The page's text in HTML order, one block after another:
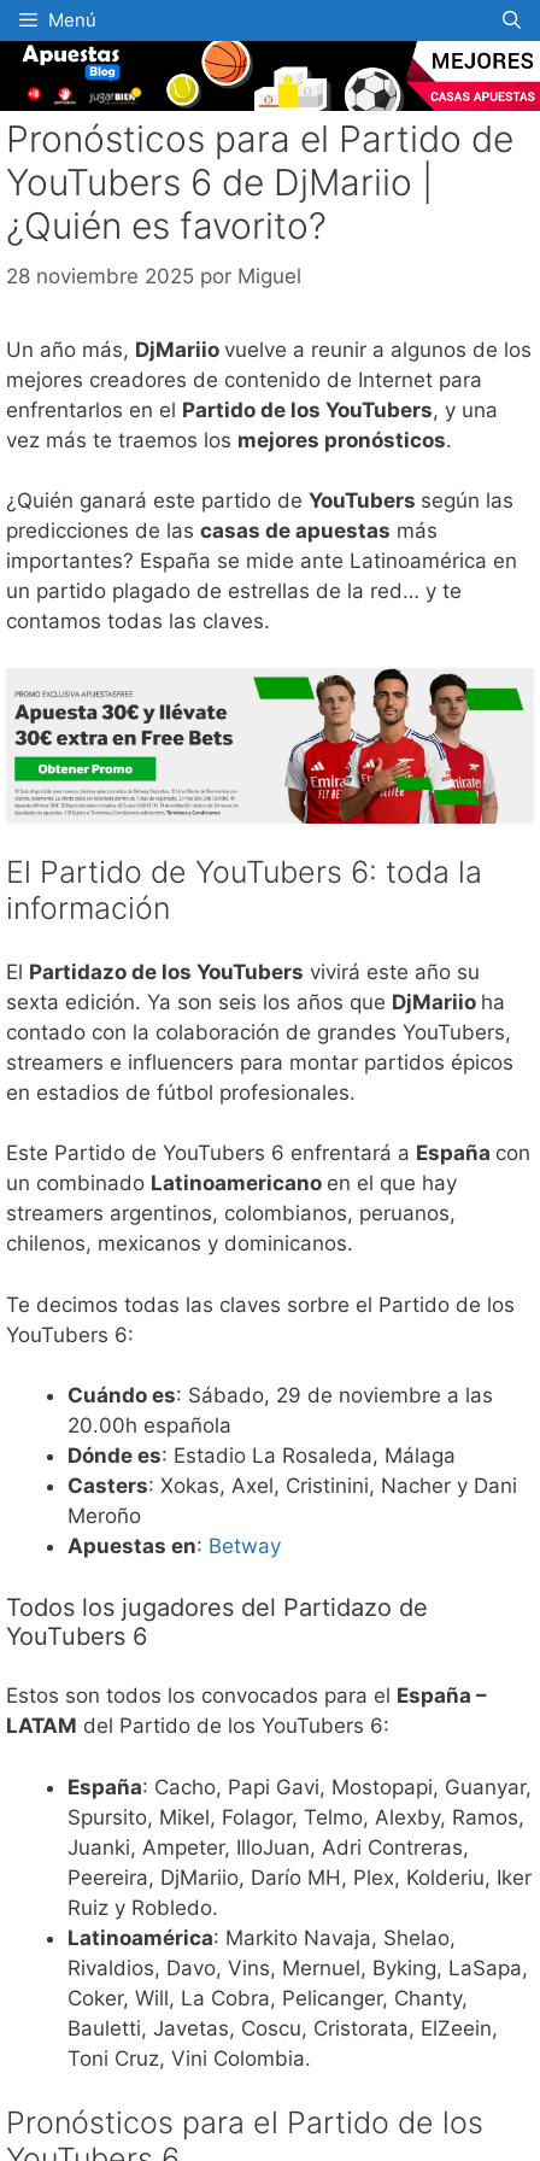
Saltar
al
contenido
Menú
Pronósticos para el Partido de
YouTubers 6 de DjMariio |
¿Quién es favorito?
28 noviembre 2025 por Miguel
Un año más, DjMariio vuelve a reunir a algunos de los
mejores creadores de contenido de Internet para
enfrentarlos en el Partido de los YouTubers, y una
vez más te traemos los mejores pronósticos.
¿Quién ganará este partido de YouTubers según las
predicciones de las casas de apuestas más
importantes? España se mide ante Latinoamérica en
un partido plagado de estrellas de la red… y te
contamos todas las claves.
El Partido de YouTubers 6: toda la
información
El Partidazo de los YouTubers vivirá este año su
sexta edición. Ya son seis los años que DjMariio ha
contado con la colaboración de grandes YouTubers,
streamers e influencers para montar partidos épicos
en estadios de fútbol profesionales.
Este Partido de YouTubers 6 enfrentará a España con
un combinado Latinoamericano en el que hay
streamers argentinos, colombianos, peruanos,
chilenos, mexicanos y dominicanos.
Te decimos todas las claves sorbre el Partido de los
YouTubers 6:
Cuándo es: Sábado, 29 de noviembre a las
20.00h española
Dónde es: Estadio La Rosaleda, Málaga
Casters: Xokas, Axel, Cristinini, Nacher y Dani
Meroño
Apuestas en: Betway
Todos los jugadores del Partidazo de
YouTubers 6
Estos son todos los convocados para el España –
LATAM del Partido de los YouTubers 6:
España: Cacho, Papi Gavi, Mostopapi, Guanyar,
Spursito, Mikel, Folagor, Telmo, Alexby, Ramos,
Juanki, Ampeter, IlloJuan, Adri Contreras,
Peereira, DjMariio, Darío MH, Plex, Kolderiu, Iker
Ruiz y Robledo.
Latinoamérica: Markito Navaja, Shelao,
Rivaldios, Davo, Vins, Mernuel, Byking, LaSapa,
Coker, Will, La Cobra, Pelicanger, Chanty,
Bauletti, Javetas, Coscu, Cristorata, ElZeein,
Toni Cruz, Vini Colombia.
Pronósticos para el Partido de los